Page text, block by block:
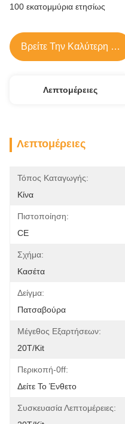
100 εκατομμύρια ετησίως
Βρείτε Την Καλύτερη Τιμή
Λεπτομέρειες
Λεπτομέρειες
Τόπος Καταγωγής:
Κίνα
Πιστοποίηση:
CE
Σχήμα:
Κασέτα
Δείγμα:
Πατσαβούρα
Μέγεθος Εξαρτήσεων:
20T/kit
Περικοπή-0ff:
Δείτε Το Ένθετο
Συσκευασία Λεπτομέρειες: